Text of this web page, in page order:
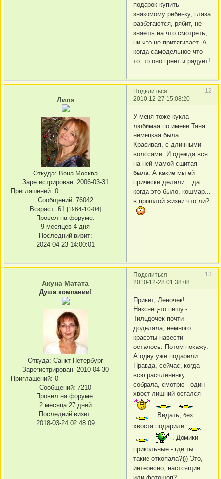
подарок купить
знакомому ребенку, глаза
разбегаются, рябит, не
знаешь на что смотреть,
ни что не притягивает. А
когда самодельное что-
то. то оно греет и радует!
Поделиться
12
2010-12-27 15:08:20
Лиля
Откуда: Вена-Москва
Зарегистрирован: 2006-03-31
Приглашений: 0
Сообщений: 76042
Возраст: 61 [1964-10-04]
Провел на форуме:
9 месяцев 4 дня
Последний визит:
2024-04-23 14:00:01
У меня тоже кукла
любимая по имени Таня
немецкая была.
Красивая, с длинными
волосами. И одежда вся
на ней мамой сшитая
была. А какие мы ей
прически делали... да...
когда это было, кошмар...
в прошлой жизни что ли?
Поделиться
13
2010-12-28 01:38:08
Акуна Матата
Душа компании!
Откуда: Санкт-Петербург
Зарегистрирован: 2010-04-30
Приглашений: 0
Сообщений: 7210
Провел на форуме:
2 месяца 27 дней
Последний визит:
2018-03-24 02:48:09
Привет, Леночек!
Наконец-то пишу -
Тильдочек почти
доделала, немного
красоты навести
осталось. Потом покажу.
А одну уже подарили.
Правда, сейчас, когда
всю расчлененку
собрала, смотрю - один
хвост лишний остался
. Видать, без
хвоста подарили
. Домики
прикольные - где ты
такие откопала?))) Это,
интересно, настоящие
или фотошоп?